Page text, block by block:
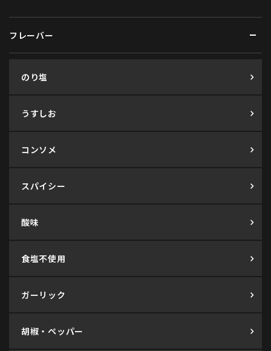
フレーバー
のり塩
うすしお
コンソメ
スパイシー
酸味
食塩不使用
ガーリック
胡椒・ペッパー